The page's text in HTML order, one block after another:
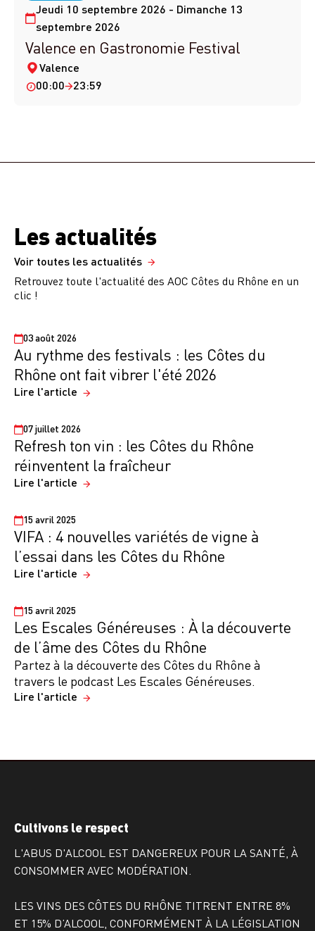
Jeudi 10 septembre 2026 - Dimanche 13
septembre 2026
Valence en Gastronomie Festival
Valence
00:00
23:59
Les actualités
Voir toutes les actualités
Retrouvez toute l'actualité des AOC Côtes du Rhône en un
clic !
03 août 2026
Au rythme des festivals : les Côtes du
Rhône ont fait vibrer l'été 2026
Lire l'article
07 juillet 2026
Refresh ton vin : les Côtes du Rhône
réinventent la fraîcheur
Lire l'article
15 avril 2025
VIFA : 4 nouvelles variétés de vigne à
l’essai dans les Côtes du Rhône
Lire l'article
15 avril 2025
Les Escales Généreuses : À la découverte
de l’âme des Côtes du Rhône
Partez à la découverte des Côtes du Rhône à
travers le podcast Les Escales Généreuses.
Lire l'article
Cultivons le respect
L'ABUS D'ALCOOL EST DANGEREUX POUR LA SANTÉ, À
CONSOMMER AVEC MODÉRATION.
LES VINS DES CÔTES DU RHÔNE TITRENT ENTRE 8%
ET 15% D’ALCOOL, CONFORMÉMENT À LA LÉGISLATION